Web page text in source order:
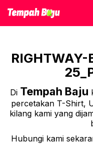
Di Tempah Baju
percetakan T-Shirt,
kilang kami yang
Hubungi kami